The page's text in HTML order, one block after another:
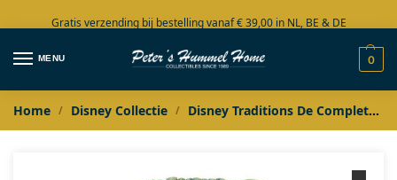
Gratis verzending bij bestelling vanaf € 39,00 in NL, BE & DE
Grote collectie in voorraad
MENU 0
Home / Disney Collectie / Disney Traditions De Complete Collectie